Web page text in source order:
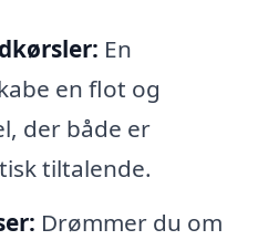
En
en flot og
der både er
tiltalende.
Drømmer du om